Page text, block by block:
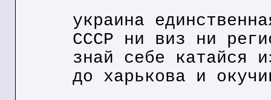
украина
СССР ни виз ни
знай себе катайся
до харькова и